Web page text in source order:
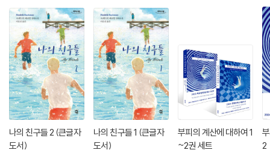
나의 친구들 2 (큰글자
도서)
나의 친구들 1 (큰글자
도서)
부피의 계산에 대하여 1
~2권 세트
2